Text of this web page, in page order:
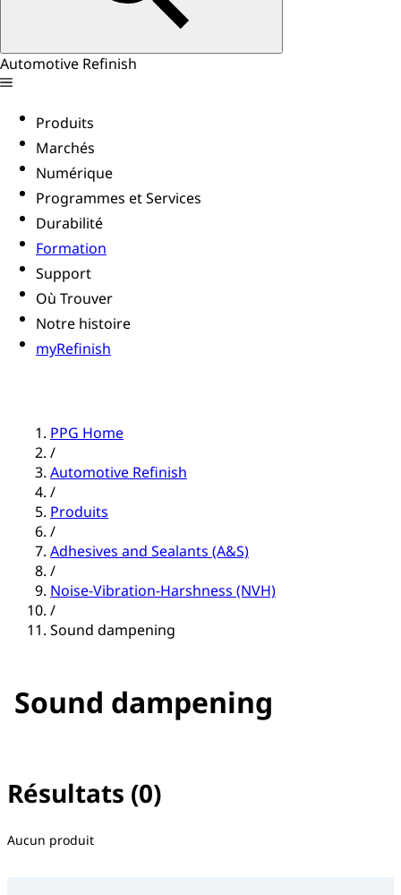
Automotive Refinish
Produits
Marchés
Numérique
Programmes et Services
Durabilité
Formation
Support
Où Trouver
Notre histoire
myRefinish
PPG Home
/
Automotive Refinish
/
Produits
/
Adhesives and Sealants (A&S)
/
Noise-Vibration-Harshness (NVH)
/
Sound dampening
Sound dampening
Résultats (0)
Aucun filtre sélectionné
Aucun produit